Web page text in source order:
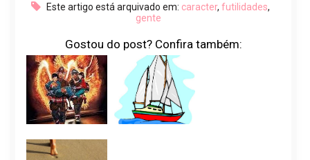
Este artigo está arquivado em: caracter, futilidades,
gente
Gostou do post? Confira também: